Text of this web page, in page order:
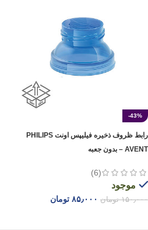
-43%
رابط ظروف ذخیره فیلیپس اونت PHILIPS
AVENT – بدون جعبه
(6)
موجود
۱۵۰٫۰۰۰ تومان ۸۵٫۰۰۰ تومان